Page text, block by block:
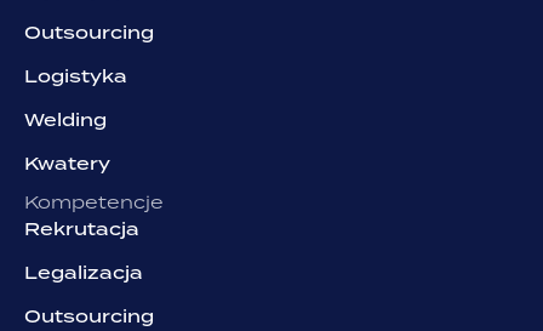
Outsourcing
Logistyka
Welding
Kwatery
Kompetencje
Rekrutacja
Legalizacja
Outsourcing